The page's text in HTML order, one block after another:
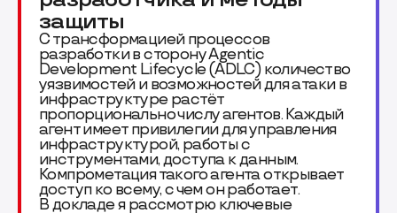
защиты
С трансформацией процессов
разработки в сторону Agentic
Development Lifecycle (ADLC) количество
уязвимостей и возможностей для атаки в
инфраструктуре растёт
пропорционально числу агентов. Каждый
агент имеет привилегии для управления
инфраструктурой, работы с
инструментами, доступа к данным.
Компрометация такого агента открывает
доступ ко всему, с чем он работает.
В докладе я рассмотрю ключевые